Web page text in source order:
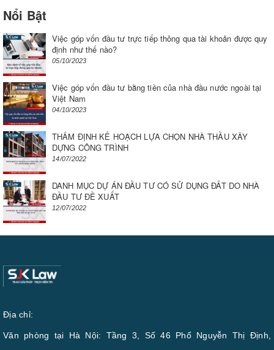
Nổi Bật
Việc góp vốn đầu tư trực tiếp thông qua tài khoản được quy
định như thế nào?
05/10/2023
Việc góp vốn đầu tư bằng tiền của nhà đầu nước ngoài tại
Việt Nam
04/10/2023
THẨM ĐỊNH KẾ HOẠCH LỰA CHỌN NHÀ THẦU XÂY
DỰNG CÔNG TRÌNH
14/07/2022
DANH MỤC DỰ ÁN ĐẦU TƯ CÓ SỬ DỤNG ĐẤT DO NHÀ
ĐẦU TƯ ĐỀ XUẤT
12/07/2022
Địa chỉ:
Văn phòng tại Hà Nội: Tầng 3, Số 46 Phố Nguyễn Thị Định,